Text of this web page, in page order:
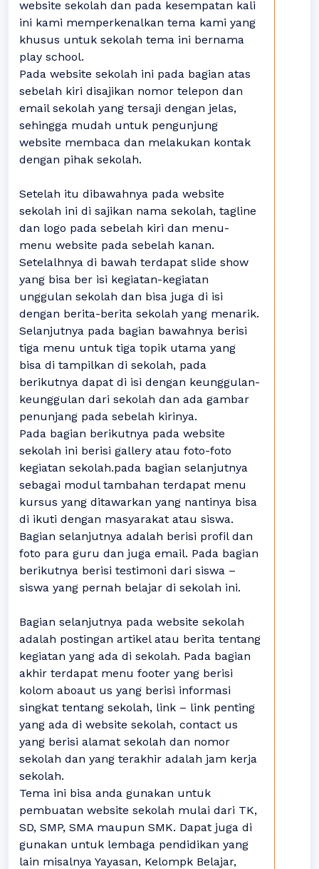
website sekolah dan pada kesempatan kali
ini kami memperkenalkan tema kami yang
khusus untuk sekolah tema ini bernama
play school.
Pada website sekolah ini pada bagian atas
sebelah kiri disajikan nomor telepon dan
email sekolah yang tersaji dengan jelas,
sehingga mudah untuk pengunjung
website membaca dan melakukan kontak
dengan pihak sekolah.
Setelah itu dibawahnya pada website
sekolah ini di sajikan nama sekolah, tagline
dan logo pada sebelah kiri dan menu-
menu website pada sebelah kanan.
Setelalhnya di bawah terdapat slide show
yang bisa ber isi kegiatan-kegiatan
unggulan sekolah dan bisa juga di isi
dengan berita-berita sekolah yang menarik.
Selanjutnya pada bagian bawahnya berisi
tiga menu untuk tiga topik utama yang
bisa di tampilkan di sekolah, pada
berikutnya dapat di isi dengan keunggulan-
keunggulan dari sekolah dan ada gambar
penunjang pada sebelah kirinya.
Pada bagian berikutnya pada website
sekolah ini berisi gallery atau foto-foto
kegiatan sekolah.pada bagian selanjutnya
sebagai modul tambahan terdapat menu
kursus yang ditawarkan yang nantinya bisa
di ikuti dengan masyarakat atau siswa.
Bagian selanjutnya adalah berisi profil dan
foto para guru dan juga email. Pada bagian
berikutnya berisi testimoni dari siswa –
siswa yang pernah belajar di sekolah ini.
Bagian selanjutnya pada website sekolah
adalah postingan artikel atau berita tentang
kegiatan yang ada di sekolah. Pada bagian
akhir terdapat menu footer yang berisi
kolom aboaut us yang berisi informasi
singkat tentang sekolah, link – link penting
yang ada di website sekolah, contact us
yang berisi alamat sekolah dan nomor
sekolah dan yang terakhir adalah jam kerja
sekolah.
Tema ini bisa anda gunakan untuk
pembuatan website sekolah mulai dari TK,
SD, SMP, SMA maupun SMK. Dapat juga di
gunakan untuk lembaga pendidikan yang
lain misalnya Yayasan, Kelompk Belajar,